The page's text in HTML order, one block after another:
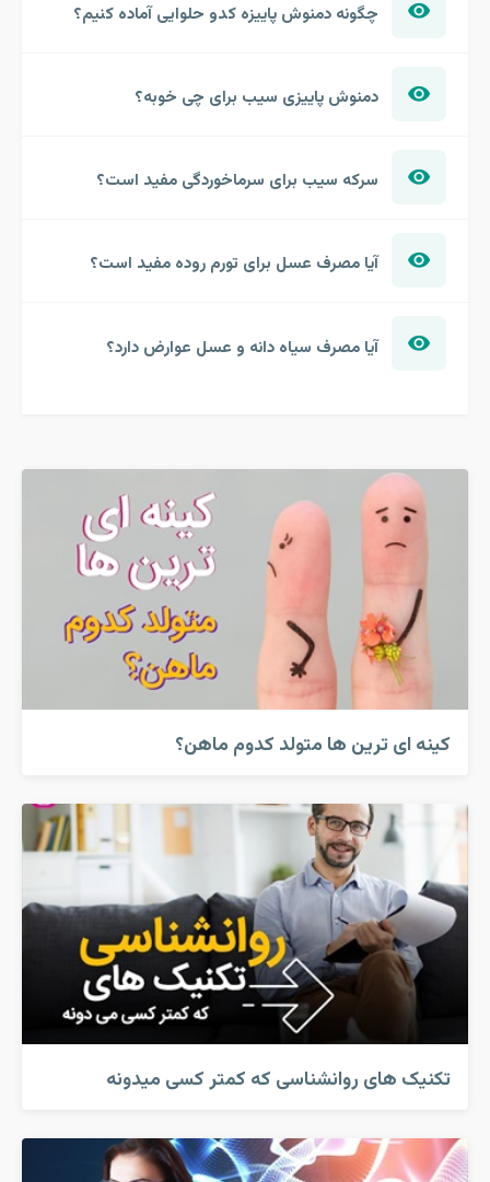
چگونه دمنوش پاییزه کدو حلوایی آماده کنیم؟
دمنوش پاییزی سیب برای چی خوبه؟
سرکه سیب برای سرماخوردگی مفید است؟
آیا مصرف عسل برای تورم روده مفید است؟
آیا مصرف سیاه دانه و عسل عوارض دارد؟
کینه ای ترین ها متولد کدوم ماهن؟
تکنیک های روانشناسی که کمتر کسی میدونه